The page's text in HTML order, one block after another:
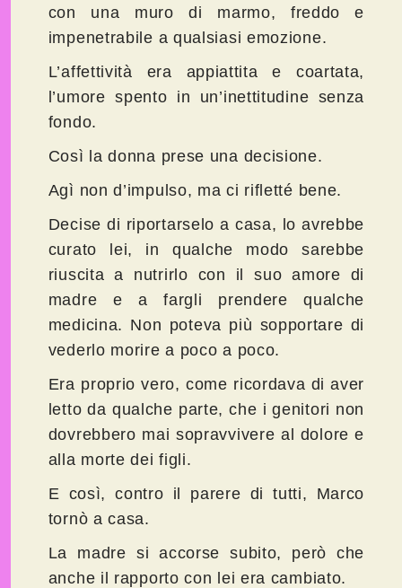
con una muro di marmo, freddo e
impenetrabile a qualsiasi emozione.
L’affettività era appiattita e coartata,
l’umore spento in un’inettitudine senza
fondo.
Così la donna prese una decisione.
Agì non d’impulso, ma ci rifletté bene.
Decise di riportarselo a casa, lo avrebbe
curato lei, in qualche modo sarebbe
riuscita a nutrirlo con il suo amore di
madre e a fargli prendere qualche
medicina. Non poteva più sopportare di
vederlo morire a poco a poco.
Era proprio vero, come ricordava di aver
letto da qualche parte, che i genitori non
dovrebbero mai sopravvivere al dolore e
alla morte dei figli.
E così, contro il parere di tutti, Marco
tornò a casa.
La madre si accorse subito, però che
anche il rapporto con lei era cambiato.